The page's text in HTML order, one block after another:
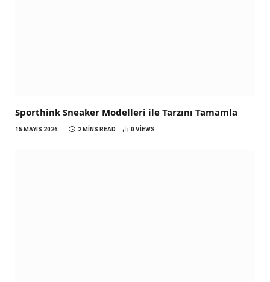
Sporthink Sneaker Modelleri ile Tarzını Tamamla
15 MAYIS 2026 2 MINS READ 0 VIEWS